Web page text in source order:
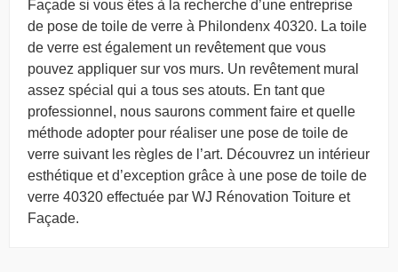
Façade si vous êtes à la recherche d’une entreprise
de pose de toile de verre à Philondenx 40320. La toile
de verre est également un revêtement que vous
pouvez appliquer sur vos murs. Un revêtement mural
assez spécial qui a tous ses atouts. En tant que
professionnel, nous saurons comment faire et quelle
méthode adopter pour réaliser une pose de toile de
verre suivant les règles de l’art. Découvrez un intérieur
esthétique et d’exception grâce à une pose de toile de
verre 40320 effectuée par WJ Rénovation Toiture et
Façade.